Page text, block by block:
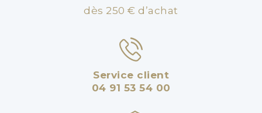
dès 250 € d’achat
Service client
04 91 53 54 00